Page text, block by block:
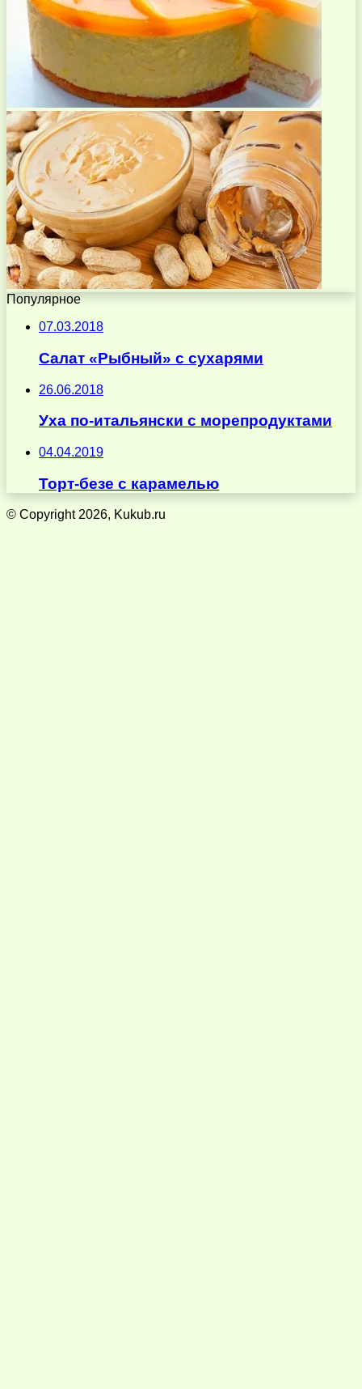
Популярное
07.03.2018
Салат «Рыбный» с сухарями
26.06.2018
Уха по-итальянски с морепродуктами
04.04.2019
Торт-безе с карамелью
© Copyright 2026, Kukub.ru